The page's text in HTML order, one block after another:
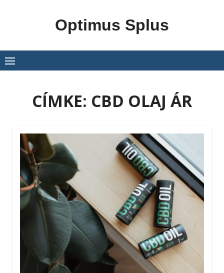
Optimus Splus
CÍMKE: CBD OLAJ ÁR